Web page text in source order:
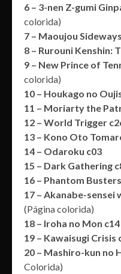
6 – 3-nen Z-gumi
colorida)
7 – Maoujou
8 – Rurouni Kenshin:
9 – New Prince of
colorida)
10 – Houkago no
11 – Moriarty the
12 – World Trigger
13 – Kono Oto
14 – Odaroku c03
15 – Dark Gathering
16 – Phantom
17 – Akanabe-sensei
(Página colorida)
18 – Iroha no Mon c14
19 – Kawaisugi Crisis
20 – Mashiro-kun no
Colorida)